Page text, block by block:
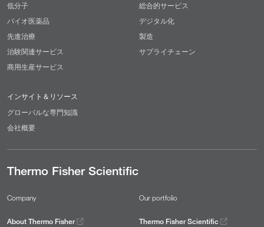
低分子
バイオ医薬品
先進治療
治験関連サービス
商用生産サービス
総合的サービス
デジタル化
製造
サプライチェーン
インサイト＆リソース
グローバルな専門知識
会社概要
Thermo Fisher Scientific
Company
About Thermo Fisher
Our portfolio
Thermo Fisher Scientific